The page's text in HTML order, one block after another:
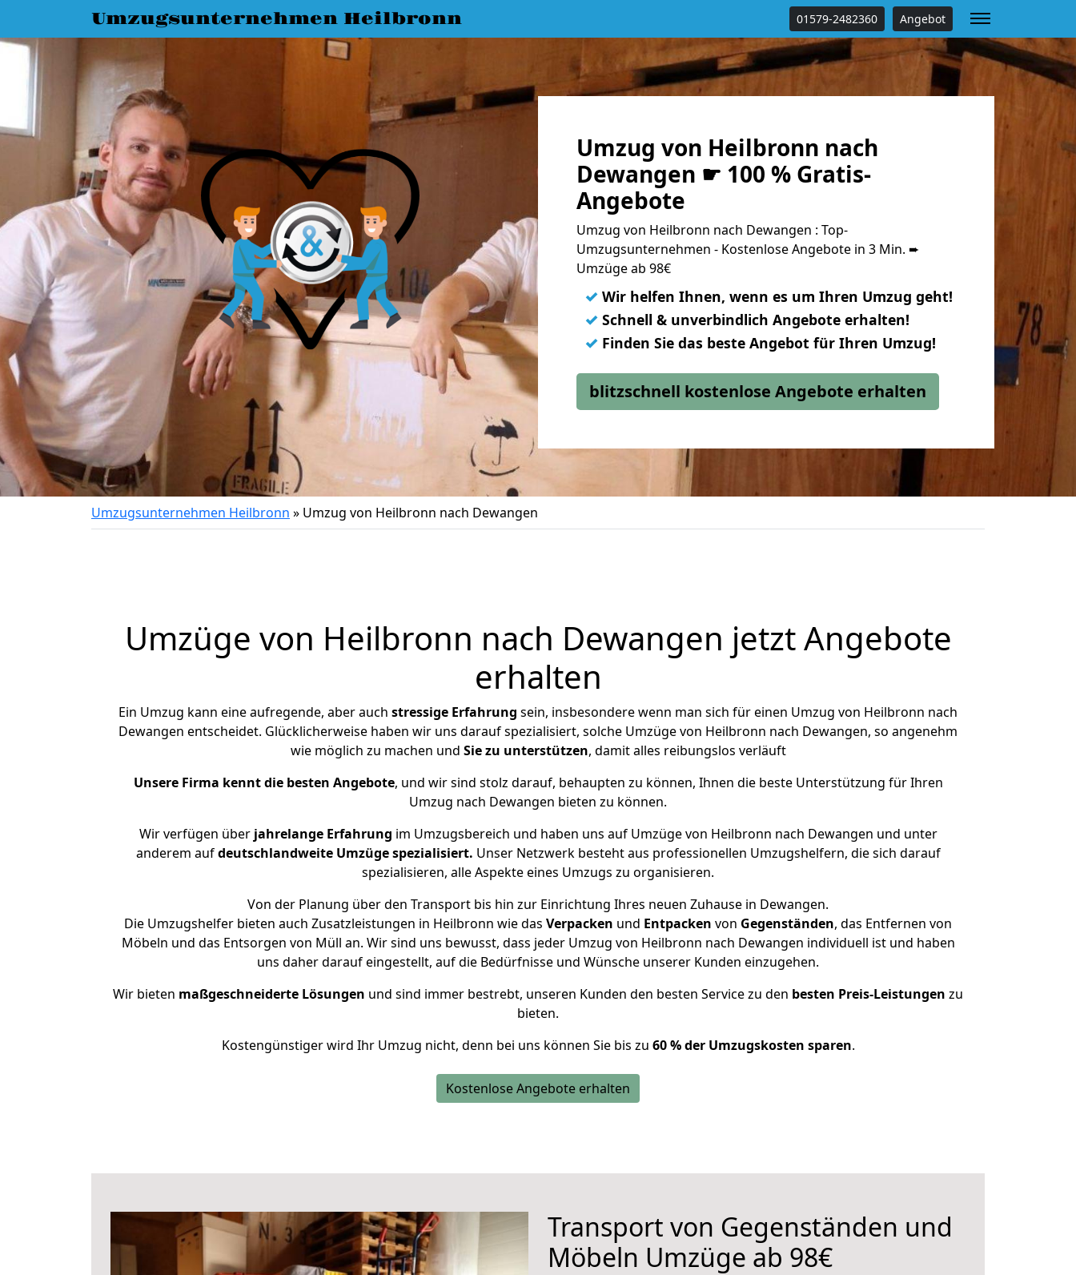
Umzugsunternehmen Heilbronn 01579-2482360 Angebot
Umzug von Heilbronn nach
Dewangen ☛ 100 % Gratis-
Angebote
Umzug von Heilbronn nach Dewangen : Top-
Umzugsunternehmen - Kostenlose Angebote in 3 Min. ➨
Umzüge ab 98€
✓ Wir helfen Ihnen, wenn es um Ihren Umzug geht!
✓ Schnell & unverbindlich Angebote erhalten!
✓ Finden Sie das beste Angebot für Ihren Umzug!
blitzschnell kostenlose Angebote erhalten
Umzugsunternehmen Heilbronn » Umzug von Heilbronn nach Dewangen
Umzüge von Heilbronn nach Dewangen jetzt Angebote
erhalten
Ein Umzug kann eine aufregende, aber auch stressige Erfahrung sein, insbesondere wenn man sich für einen Umzug von Heilbronn nach
Dewangen entscheidet. Glücklicherweise haben wir uns darauf spezialisiert, solche Umzüge von Heilbronn nach Dewangen, so angenehm
wie möglich zu machen und Sie zu unterstützen, damit alles reibungslos verläuft
Unsere Firma kennt die besten Angebote, und wir sind stolz darauf, behaupten zu können, Ihnen die beste Unterstützung für Ihren
Umzug nach Dewangen bieten zu können.
Wir verfügen überjahrelange Erfahrung im Umzugsbereich und haben uns auf Umzüge von Heilbronn nach Dewangen und unter
anderem aufdeutschlandweite Umzüge spezialisiert. Unser Netzwerk besteht aus professionellen Umzugshelfern, die sich darauf
spezialisieren, alle Aspekte eines Umzugs zu organisieren.
Von der Planung über den Transport bis hin zur Einrichtung Ihres neuen Zuhause in Dewangen.
Die Umzugshelfer bieten auch Zusatzleistungen in Heilbronn wie das Verpacken und Entpacken von Gegenständen, das Entfernen von
Möbeln und das Entsorgen von Müll an. Wir sind uns bewusst, dass jeder Umzug von Heilbronn nach Dewangen individuell ist und haben
uns daher darauf eingestellt, auf die Bedürfnisse und Wünsche unserer Kunden einzugehen.
Wir bieten maßgeschneiderte Lösungen und sind immer bestrebt, unseren Kunden den besten Service zu den besten Preis-Leistungen zu
bieten.
Kostengünstiger wird Ihr Umzug nicht, denn bei uns können Sie bis zu 60 % der Umzugskosten sparen.
Kostenlose Angebote erhalten
Transport von Gegenständen und
Möbeln Umzüge ab 98€